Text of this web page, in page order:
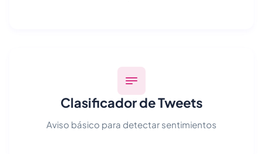
Clasificador de Tweets
Aviso básico para detectar sentimientos